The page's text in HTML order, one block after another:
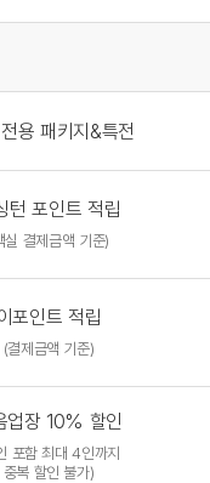
용 패키지&특전
턴 포인트 적립
실 결제금액 기준)
포인트 적립
(결제금액 기준)
업장 10% 할인
포함 최대 4인까지
중복 할인 불가)